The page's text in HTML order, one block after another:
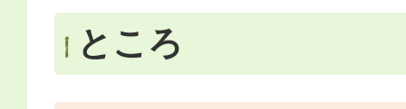
ところ